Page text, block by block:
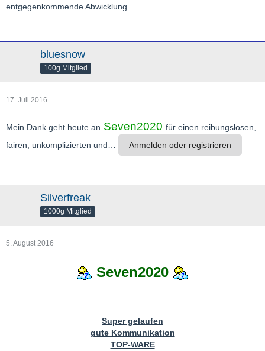
entgegenkommende Abwicklung.
bluesnow
100g Mitglied
17. Juli 2016
Mein Dank geht heute an Seven2020 für einen reibungslosen,
fairen, unkomplizierten und…
Anmelden oder registrieren
Silverfreak
1000g Mitglied
5. August 2016
Seven2020
Super gelaufen
gute Kommunikation
TOP-WARE